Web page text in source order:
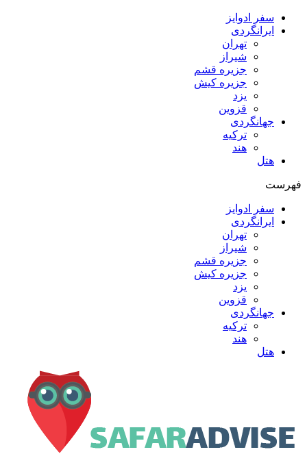
سفر ادوایز
ایرانگردی
تهران
شیراز
جزیره قشم
جزیره کیش
یزد
قزوین
جهانگردی
ترکیه
هند
هتل
فهرست
سفر ادوایز
ایرانگردی
تهران
شیراز
جزیره قشم
جزیره کیش
یزد
قزوین
جهانگردی
ترکیه
هند
هتل